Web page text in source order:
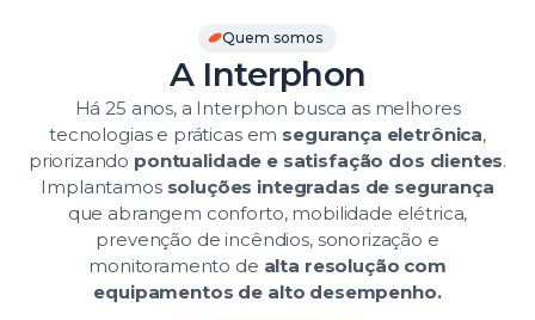
Quem somos
A Interphon
Há 25 anos, a Interphon busca as melhores
tecnologias e práticas em segurança eletrônica,
priorizando pontualidade e satisfação dos clientes.
Implantamos soluções integradas de segurança
que abrangem conforto, mobilidade elétrica,
prevenção de incêndios, sonorização e
monitoramento de alta resolução com
equipamentos de alto desempenho.